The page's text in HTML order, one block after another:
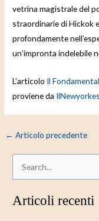
vetrina magistrale del
straordinarie di Hickok
profondamente
un’impronta indelebile
L’articolo Il
proviene da
← Articolo precedente
rArticoli recenti